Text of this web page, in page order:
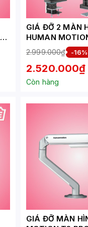
GIÁ ĐỠ 2 MÀN
HUMAN
DUAL (23 -
TRẮNG
2.999.000₫ -16%
2.520.000₫
Còn hàng
GIÁ ĐỠ MÀN